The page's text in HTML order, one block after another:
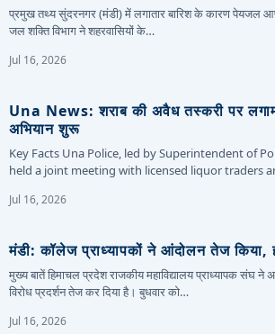
प्रमुख तथ्य सुंदरनगर (मंडी) में लगातार बारिश के कारण पेयजल
जल शक्ति विभाग ने शहरवासियों के…
Jul 16, 2026
Una News: शराब की अवैध तस्करी पर
अभियान शुरू
Key Facts Una Police, led by Superintendent of
held a joint meeting with licensed liquor traders
Jul 16, 2026
मंडी: कॉलेज प्राध्यापकों ने आंदोलन तेज किया,
मुख्य बातें हिमाचल प्रदेश राजकीय महाविद्यालय प्राध्यापक संघ ने
विरोध प्रदर्शन तेज कर दिया है। बुधवार को…
Jul 16, 2026